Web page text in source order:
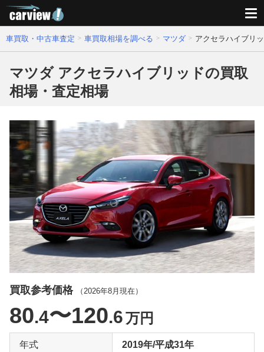
車買取・中古車査定 車買取相場を調べる マツダ アクセラハイブリ
マツダ アクセラハイブリッドの買取
相場・査定相場
買取参考価格 （ 2026年8月 現在）
80.4〜120.6万円
年式 2019年/平成31年